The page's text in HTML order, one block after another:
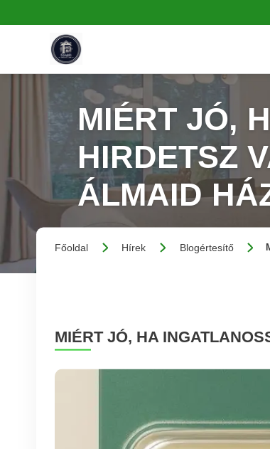
MIÉRT JÓ,
HIRDETSZ
ÁLMAID
Főoldal Hírek Blogértesítő
MIÉRT JÓ, HA